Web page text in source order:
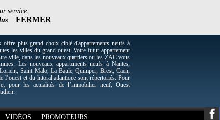
service.
FERMER
plus grand choix ciblé d'appartements neufs à
les villes du grand ouest. Votre futur appartement
ville, dans les nouveaux quartiers ou les ZAC vous
Les nouveaux appartements neufs à Nantes,
Saint Malo, La Baule, Quimper, Brest, Caen,
l’ouest et du littoral atlantique sont répertoriés. Pour
pour les actualités de l’immobilier neuf, Ouest
VIDÉOS PROMOTEURS